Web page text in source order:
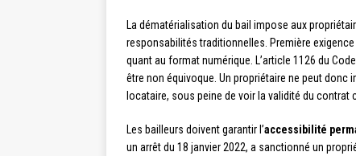
La dématérialisation du bail impose aux
responsabilités traditionnelles. Première
quant au format numérique. L’article 1126 du
être non équivoque. Un propriétaire ne peut
locataire, sous peine de voir la validité du contrat
Les bailleurs doivent garantir l’accessibilité
un arrêt du 18 janvier 2022, a sanctionné un